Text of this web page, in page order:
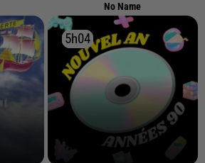
No Name
5h04
5h04